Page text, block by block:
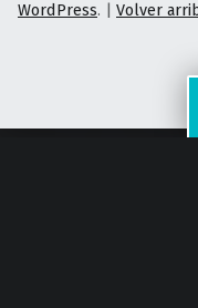
WordPress. Volver